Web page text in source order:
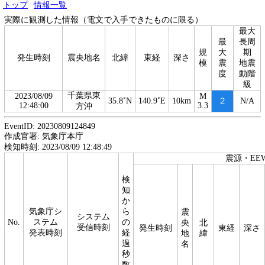
トップ
情報一覧
実際に観測した情報（電文で入手できたものに限る）
発生時刻 震央地名 北緯 東経 深さ
規
模
最
大
震
度
最大
長周
期
地震
動階
級
2023/08/09
12:48:00
千葉県東
方沖
35.8˚N 140.9˚E 10km
M
3.3
２ N/A
EventID: 20230809124849
作成官署: 気象庁本庁
検知時刻: 2023/08/09 12:48:49
No.
気象庁シ
ステム
発表時刻
システム
受信時刻
検
知
か
ら
の
経
過
秒
震源・
発生時刻
震
央
地
名
北
緯
東経 深さ